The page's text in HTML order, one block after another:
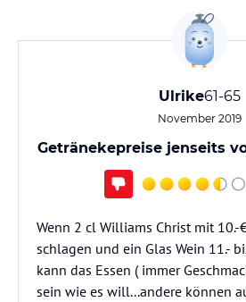
Ulrike61-65
November 2019
Getränekepreise jenseits
Wenn 2 cl Williams Christ mit 10.-
schlagen und ein Glas Wein 11.-
kann das Essen ( immer
sein wie es will...andere können